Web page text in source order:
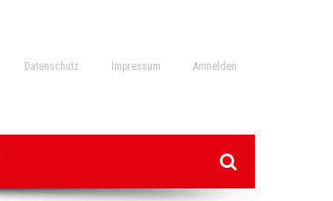
Datenschutz Impressum Anmelden